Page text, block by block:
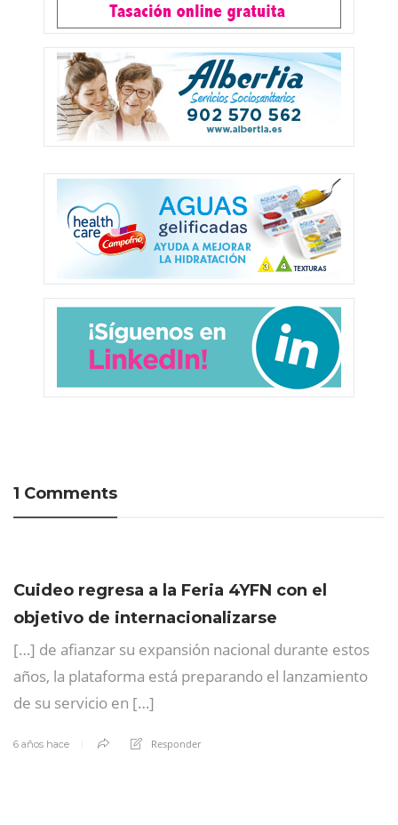
1 Comments
Cuideo regresa a la Feria 4YFN con el
objetivo de internacionalizarse
[…] de afianzar su expansión nacional durante estos
años, la plataforma está preparando el lanzamiento
de su servicio en […]
6 años hace Responder